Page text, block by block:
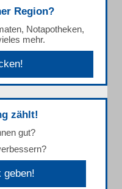
Region?
Notapotheken,
mehr.
zählt!
gut?
geben!